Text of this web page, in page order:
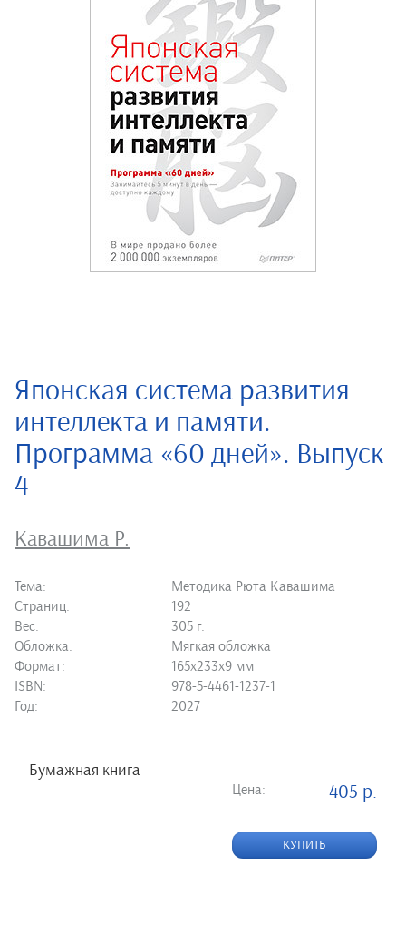
Японская система развития
интеллекта и памяти.
Программа «60 дней». Выпуск
4
Кавашима Р.
Тема:
Методика Рюта Кавашима
Страниц:
192
Вес:
305 г.
Обложка:
Мягкая обложка
Формат:
165х233х9 мм
ISBN:
978-5-4461-1237-1
Год:
2027
Бумажная книга
Цена: 405 р.
КУПИТЬ